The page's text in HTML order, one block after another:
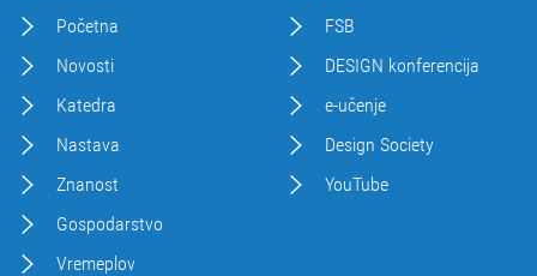
Početna
Novosti
Katedra
Nastava
Znanost
Gospodarstvo
Vremeplov
FSB
DESIGN konferencija
e-učenje
Design Society
YouTube